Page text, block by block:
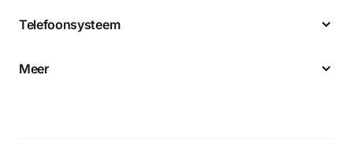
Telefoonsysteem
Meer